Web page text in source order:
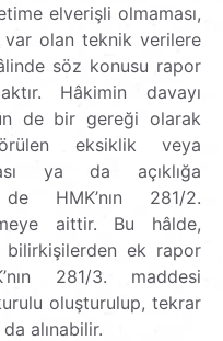
elverişli olmaması,
var olan teknik verilere
söz konusu rapor
Hâkimin davayı
de bir gereği olarak
eksiklik veya
ya da açıklığa
HMK’nın 281/2.
aittir. Bu hâlde,
bilirkişilerden ek rapor
281/3. maddesi
oluşturulup, tekrar
alınabilir.